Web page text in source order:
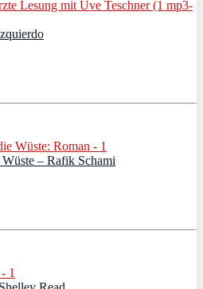
– Rafik Schami